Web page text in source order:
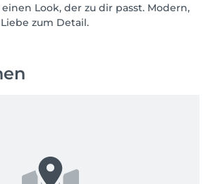
Look, der zu dir passt. Modern,
zum Detail.